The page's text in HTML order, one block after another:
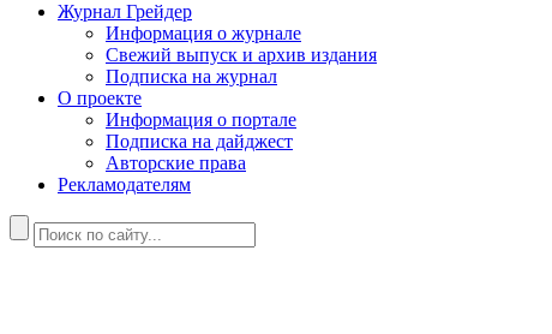
Журнал Грейдер
Информация о журнале
Свежий выпуск и архив издания
Подписка на журнал
О проекте
Информация о портале
Подписка на дайджест
Авторские права
Рекламодателям